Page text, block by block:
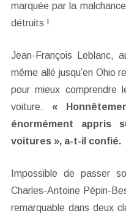
marquée par la
détruits !
Jean-François Leblanc,
même allé jusqu’en Ohio
pour mieux
voiture. «
énormément appris
voitures », a-t-il confié.
Impossible de passer
Charles-Antoine Pépin-
remarquable dans deux